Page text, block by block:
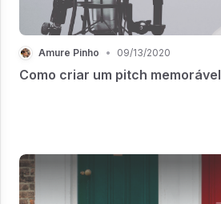
Amure Pinho • 09/13/2020
Como criar um pitch memorável